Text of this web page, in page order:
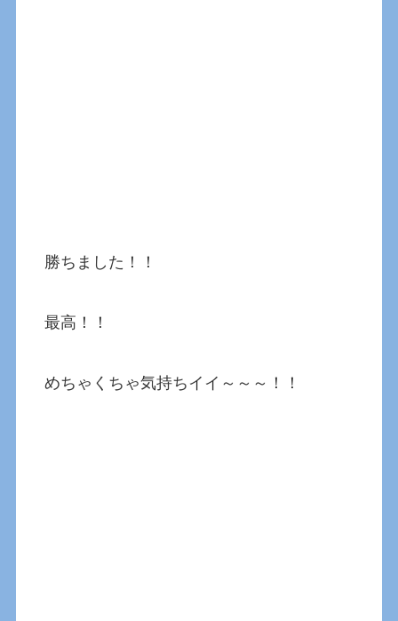
勝ちました！！
最高！！
めちゃくちゃ気持ちイイ～～～！！